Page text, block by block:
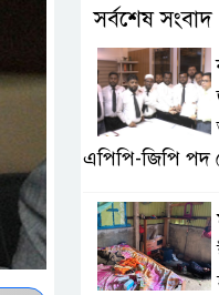
সর্বশেষ সংবাদ
এপিপি-জিপি পদ